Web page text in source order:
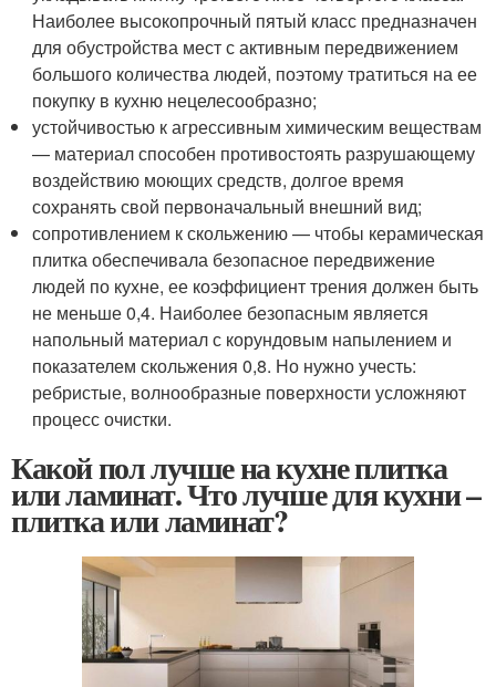
Наиболее высокопрочный пятый класс предназначен
для обустройства мест с активным передвижением
большого количества людей, поэтому тратиться на ее
покупку в кухню нецелесообразно;
устойчивостью к агрессивным химическим веществам
— материал способен противостоять разрушающему
воздействию моющих средств, долгое время
сохранять свой первоначальный внешний вид;
сопротивлением к скольжению — чтобы керамическая
плитка обеспечивала безопасное передвижение
людей по кухне, ее коэффициент трения должен быть
не меньше 0,4. Наиболее безопасным является
напольный материал с корундовым напылением и
показателем скольжения 0,8. Но нужно учесть:
ребристые, волнообразные поверхности усложняют
процесс очистки.
Какой пол лучше на кухне плитка
или ламинат. Что лучше для кухни –
плитка или ламинат?